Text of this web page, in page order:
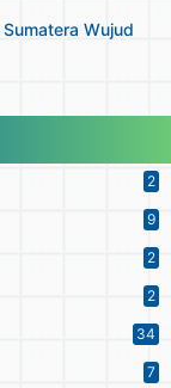
Wujud
2
9
2
2
34
7